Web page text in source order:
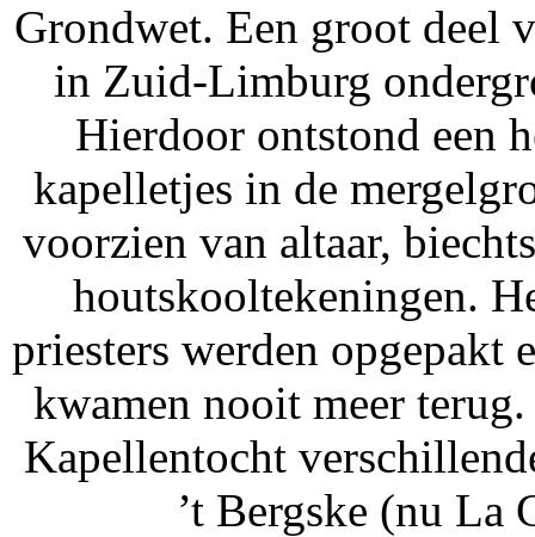
Grondwet. Een groot deel
in Zuid-Limburg
Hierdoor ontstond een
kapelletjes in de
voorzien van altaar,
houtskooltekeningen.
priesters werden opgepakt
kwamen nooit meer
Kapellentocht
’t Bergske (nu La